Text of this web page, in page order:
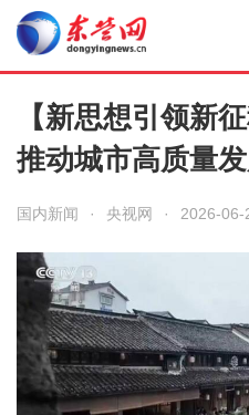
【新思想引领新
推动城市高质量
国内新闻 · 央视网 · 2026-06-